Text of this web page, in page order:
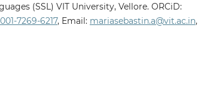
(SSL) VIT University, Vellore. ORCiD:
7269-6217, Email: mariasebastin.a@vit.ac.in,